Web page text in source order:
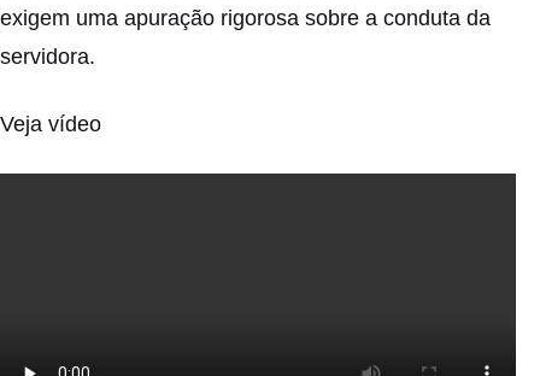
exigem uma apuração rigorosa sobre a conduta da
servidora.
Veja vídeo